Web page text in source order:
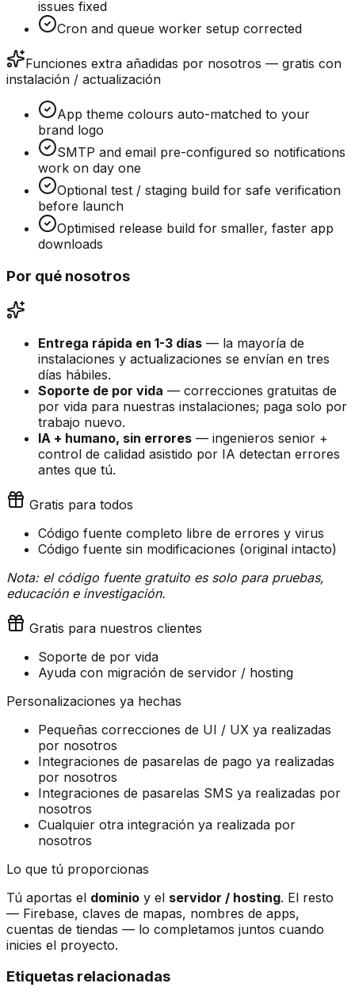
issues fixed
Cron and queue worker setup corrected
Funciones extra añadidas por nosotros — gratis con
instalación / actualización
App theme colours auto-matched to your
brand logo
SMTP and email pre-configured so notifications
work on day one
Optional test / staging build for safe verification
before launch
Optimised release build for smaller, faster app
downloads
Por qué nosotros
Entrega rápida en 1-3 días — la mayoría de
instalaciones y actualizaciones se envían en tres
días hábiles.
Soporte de por vida — correcciones gratuitas de
por vida para nuestras instalaciones; paga solo por
trabajo nuevo.
IA + humano, sin errores — ingenieros senior +
control de calidad asistido por IA detectan errores
antes que tú.
Gratis para todos
Código fuente completo libre de errores y virus
Código fuente sin modificaciones (original intacto)
Nota: el código fuente gratuito es solo para pruebas,
educación e investigación.
Gratis para nuestros clientes
Soporte de por vida
Ayuda con migración de servidor / hosting
Personalizaciones ya hechas
Pequeñas correcciones de UI / UX ya realizadas
por nosotros
Integraciones de pasarelas de pago ya realizadas
por nosotros
Integraciones de pasarelas SMS ya realizadas por
nosotros
Cualquier otra integración ya realizada por
nosotros
Lo que tú proporcionas
Tú aportas el dominio y el servidor / hosting. El resto
— Firebase, claves de mapas, nombres de apps,
cuentas de tiendas — lo completamos juntos cuando
inicies el proyecto.
Etiquetas relacionadas